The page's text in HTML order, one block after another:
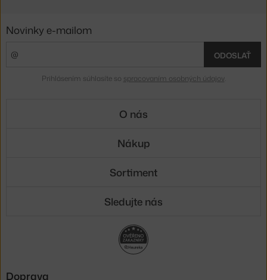
Novinky e-mailom
ODOSLAŤ
Prihlásením súhlasíte so spracovaním osobných údajov.
O nás
Nákup
Sortiment
Sledujte nás
Doprava